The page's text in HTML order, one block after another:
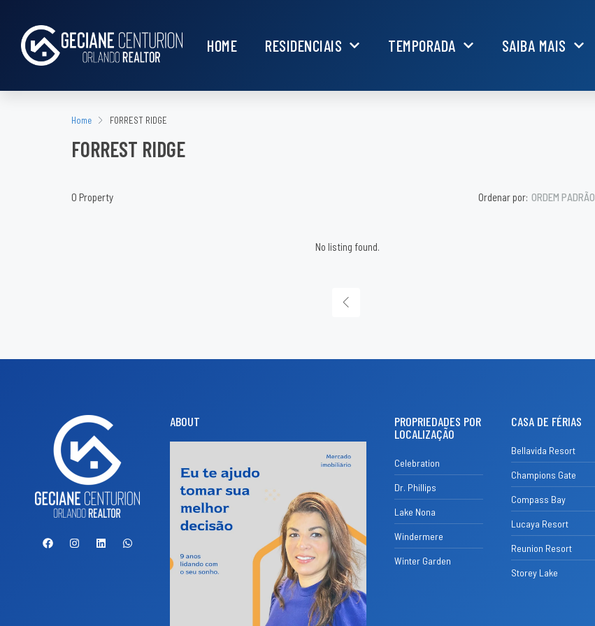
HOME RESIDENCIAIS TEMPORADA SAIBA MAIS
Home FORREST RIDGE
FORREST RIDGE
0 Property Ordenar por: ORDEM PADRÃO
No listing found.
ABOUT
PROPRIEDADES POR
LOCALIZAÇÃO
Celebration
Dr. Phillips
Lake Nona
Windermere
Winter Garden
CASA DE FÉRIAS
Bellavida Resort
Champions Gate
Compass Bay
Lucaya Resort
Reunion Resort
Storey Lake